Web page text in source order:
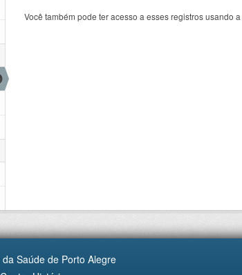
Você também pode ter acesso a esses registros usando a
Saúde de Porto Alegre